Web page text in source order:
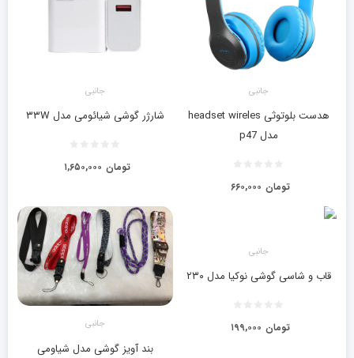
جانبی
هدست بلوتوثی headset wireles
مدل p47
۶۶۰,۰۰۰ تومان
جانبی
شارژر گوشی شیائومی مدل ۳۳W
۱,۶۵۰,۰۰۰ تومان
جانبی
قاب و شاسی گوشی نوکیا مدل ۲۳۰
۱۹۹,۰۰۰ تومان جانبی
بند آویز گوشی مدل شیاومی